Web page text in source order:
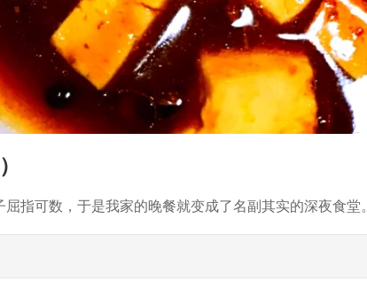
指可数，于是我家的晚餐就变成了名副其实的深夜食堂。